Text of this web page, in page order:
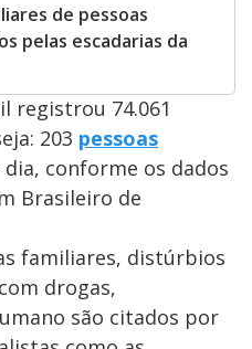
de pessoas
pelas escadarias da
registrou 74.061
203 pessoas
conforme os dados
Brasileiro de
familiares, distúrbios
drogas,
são citados por